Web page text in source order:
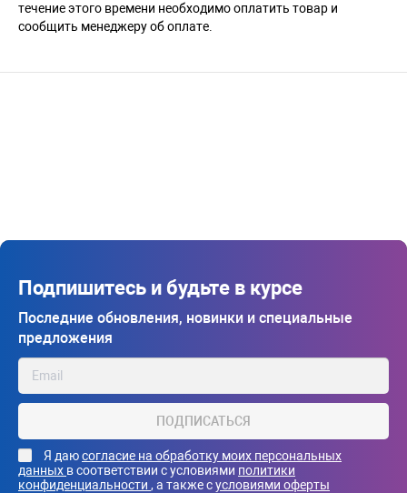
течение этого времени необходимо оплатить товар и
сообщить менеджеру об оплате.
Подпишитесь и будьте в курсе
Последние обновления, новинки и специальные
предложения
ПОДПИСАТЬСЯ
Я даюсогласие на обработку моих персональных
данных в соответствии с условиями политики
конфиденциальности , а также сусловиями оферты